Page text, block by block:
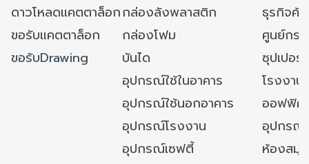
ดาวโหลดแคตตาล็อกกล่องลังพลาสติก
ธุรกิจค้
ขอรับแคตตาล็อก
กล่องโฟม
ศูนย์กร
ขอรับDrawing
บันได
ซุปเปอ
อุปกรณ์ใช้ในอาคาร
โรงงา
อุปกรณ์ใช้นอกอาคาร
ออฟฟิศ/
อุปกรณ์โรงงาน
อุปกรณ์
อุปกรณ์เซฟตี้
ห้องสมุ